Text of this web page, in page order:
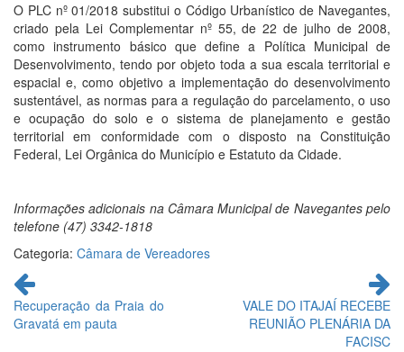
O PLC nº 01/2018 substitui o Código Urbanístico de Navegantes,
criado pela Lei Complementar nº 55, de 22 de julho de 2008,
como instrumento básico que define a Política Municipal de
Desenvolvimento, tendo por objeto toda a sua escala territorial e
espacial e, como objetivo a implementação do desenvolvimento
sustentável, as normas para a regulação do parcelamento, o uso
e ocupação do solo e o sistema de planejamento e gestão
territorial em conformidade com o disposto na Constituição
Federal, Lei Orgânica do Município e Estatuto da Cidade.
Informações adicionais na Câmara Municipal de Navegantes pelo
telefone (47) 3342-1818
Categoria: Câmara de Vereadores
Continue
lendo
Recuperação da Praia do
Gravatá em pauta
VALE DO ITAJAÍ RECEBE
REUNIÃO PLENÁRIA DA
FACISC